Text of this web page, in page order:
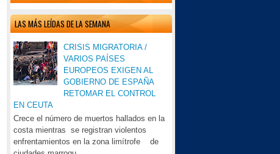
LAS MÁS LEÍDAS DE LA SEMANA
CRISIS MIGRATORIA /
VARIOS PAÍSES
EUROPEOS EXIGEN AL
GOBIERNO DE ESPAÑA
RETOMAR EL CONTROL
EN CEUTA
Crece el número de muertos hallados en la
costa mientras se registran violentos
enfrentamientos en la zona limítrofe de